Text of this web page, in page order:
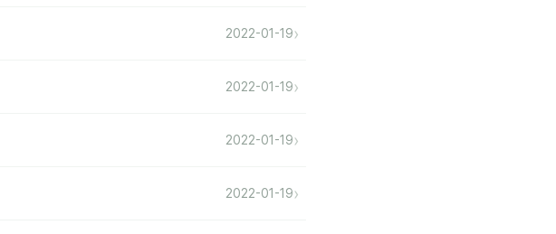
2022-01-19›
2022-01-19›
2022-01-19›
2022-01-19›